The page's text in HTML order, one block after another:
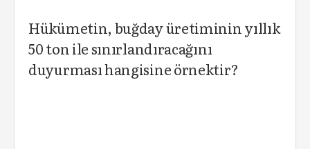
Hükümetin, buğday üretiminin yıllık
50 ton ile sınırlandıracağını
duyurması hangisine örnektir?